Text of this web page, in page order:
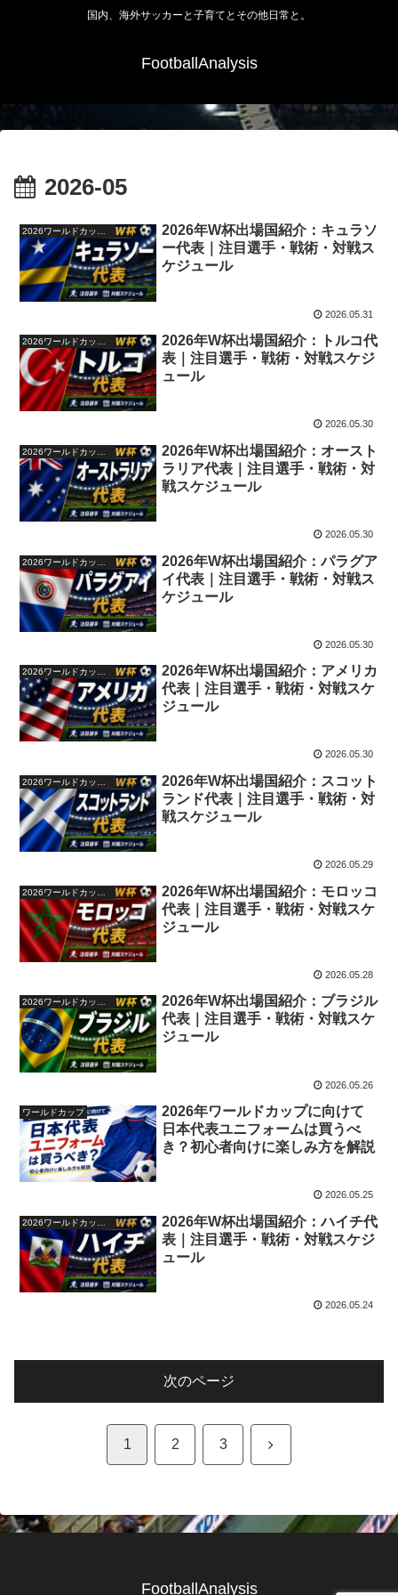
国内、海外サッカーと子育てとその他日常と。
FootballAnalysis
2026-05
2026ワールドカップ48か国紹介
2026年W杯出場国紹介：キュラソ
ー代表｜注目選手・戦術・対戦ス
ケジュール
2026.05.31
2026年W杯出場国紹介：トルコ代
表｜注目選手・戦術・対戦スケジ
ュール
2026.05.30
2026年W杯出場国紹介：オースト
ラリア代表｜注目選手・戦術・対
戦スケジュール
2026.05.30
2026年W杯出場国紹介：パラグア
イ代表｜注目選手・戦術・対戦ス
ケジュール
2026.05.30
2026ワールドカップ48か国紹介
2026年W杯出場国紹介：アメリカ
代表｜注目選手・戦術・対戦スケ
ジュール
2026.05.30
2026年W杯出場国紹介：スコット
ランド代表｜注目選手・戦術・対
戦スケジュール
2026.05.29
2026年W杯出場国紹介：モロッコ
代表｜注目選手・戦術・対戦スケ
ジュール
2026.05.28
2026ワールドカップ48か国紹介
2026年W杯出場国紹介：ブラジル
代表｜注目選手・戦術・対戦スケ
ジュール
2026.05.26
ワールドカップ
2026年ワールドカップに向けて
日本代表ユニフォームは買うべ
き？初心者向けに楽しみ方を解説
2026.05.25
2026年W杯出場国紹介：ハイチ代
表｜注目選手・戦術・対戦スケジ
ュール
2026.05.24
次のページ
1 2 3 次
FootballAnalysis